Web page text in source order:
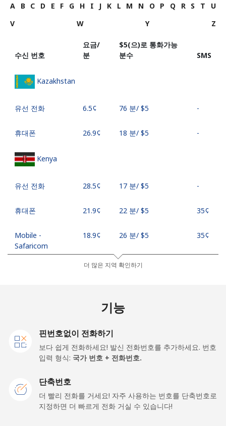
A B C D E F G H I J K L M N O P Q R S T
U
V
W Y Z
수신 번호
요금/
분
⁦$5⁩(으)로 통화가능
분수
SMS
Kazakhstan
유선 전화 ⁦6.5¢⁩ 76 분/ ⁦$5⁩ -
휴대폰 ⁦26.9¢⁩ 18 분/ ⁦$5⁩ -
Kenya
유선 전화 ⁦28.5¢⁩ 17 분/ ⁦$5⁩ -
휴대폰 ⁦21.9¢⁩ 22 분/ ⁦$5⁩ ⁦35¢⁩
Mobile -
Safaricom
⁦18.9¢⁩ 26 분/ ⁦$5⁩ ⁦35¢⁩
유선 전화 ⁦32.9¢⁩ 15 분/ ⁦$5⁩ -
Kuwait
더 많은 지역 확인하기
기능
핀번호없이 전화하기
보다 쉽게 전화하세요! 발신 전화번호를 추가하세요. 번호
입력 형식: 국가 번호 + 전화번호.
단축번호
더 빨리 전화를 거세요! 자주 사용하는 번호를 단축번호로
지정하면 더 빠르게 전화 거실 수 있습니다!